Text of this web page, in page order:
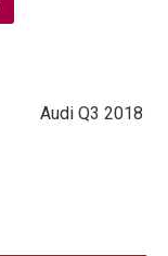
Audi Q3 2018